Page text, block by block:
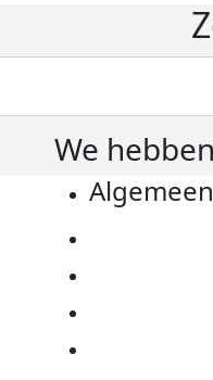
We
Algemeen